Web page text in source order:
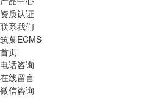
资质认证
联系我们
筑巢ECMS
首页
电话咨询
在线留言
微信咨询